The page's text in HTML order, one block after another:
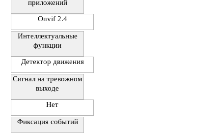
приложений
Onvif 2.4
Интеллектуальные
функции
Детектор движения
Сигнал на тревожном
выходе
Нет
Фиксация событий